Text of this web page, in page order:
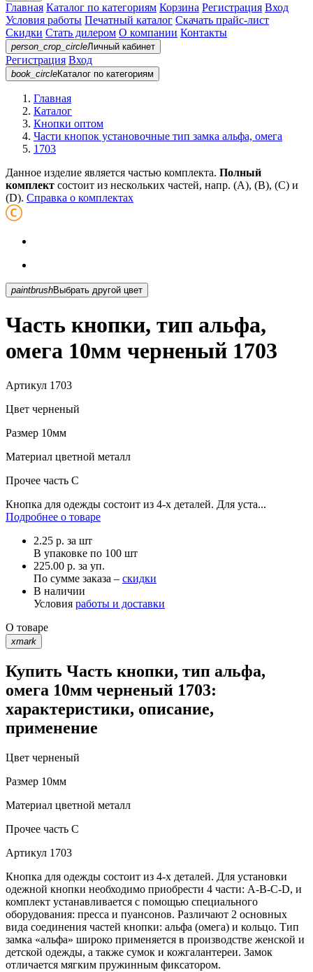
Главная Каталог по категориям Корзина Регистрация Вход
Условия работы Печатный каталог Скачать прайс-лист
Скидки Стать дилером О компании Контакты
person_crop_circleЛичный кабинет
Регистрация Вход
book_circleКаталог по категориям
Главная
Каталог
Кнопки оптом
Части кнопок установочные тип замка альфа, омега
1703
Данное изделие является частью комплекта. Полный
комплект состоит из нескольких частей, напр. (А), (B), (С) и
(D). Справка о комплектах
paintbrush Выбрать другой цвет
Часть кнопки, тип альфа,
омега 10мм черненый 1703
Артикул 1703
Цвет черненый
Размер 10мм
Материал цветной металл
Прочее часть С
Кнопка для одежды состоит из 4-х деталей. Для уста...
Подробнее о товаре
2.25 р. за шт
В упаковке по 100 шт
225.00 р. за уп.
По сумме заказа – скидки
В наличии
Условия работы и доставки
О товаре
xmark
Купить Часть кнопки, тип альфа,
омега 10мм черненый 1703:
характеристики, описание,
применение
Цвет черненый
Размер 10мм
Материал цветной металл
Прочее часть С
Артикул 1703
Кнопка для одежды состоит из 4-х деталей. Для установки
одежной кнопки необходимо приобрести 4 части: A-B-C-D, и
комплект устанавливается с помощью специального
оборудования: пресса и пуансонов. Различают 2 основных
вида соединения частей кнопки: альфа (омега) и кольцо. Тип
замка «альфа» широко применяется в производстве женской и
детской одежды, а также сумок и кожгалантереи. Замок
отличается мягким пружинным фиксатором.